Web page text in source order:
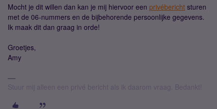
Mocht je dit willen dan kan je mij hiervoor een privébericht sturen
met de 06-nummers en de bijbehorende persoonlijke gegevens.
Ik maak dit dan graag in orde!
Groetjes,
Amy
Stuur mij alleen een privé bericht als ik daarom vraag. Bedankt!